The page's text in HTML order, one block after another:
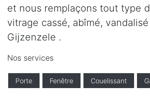
et nous remplaçons tout type
vitrage cassé, abîmé,
Gijzenzele .
Nos services
Porte Fenêtre Couelissant